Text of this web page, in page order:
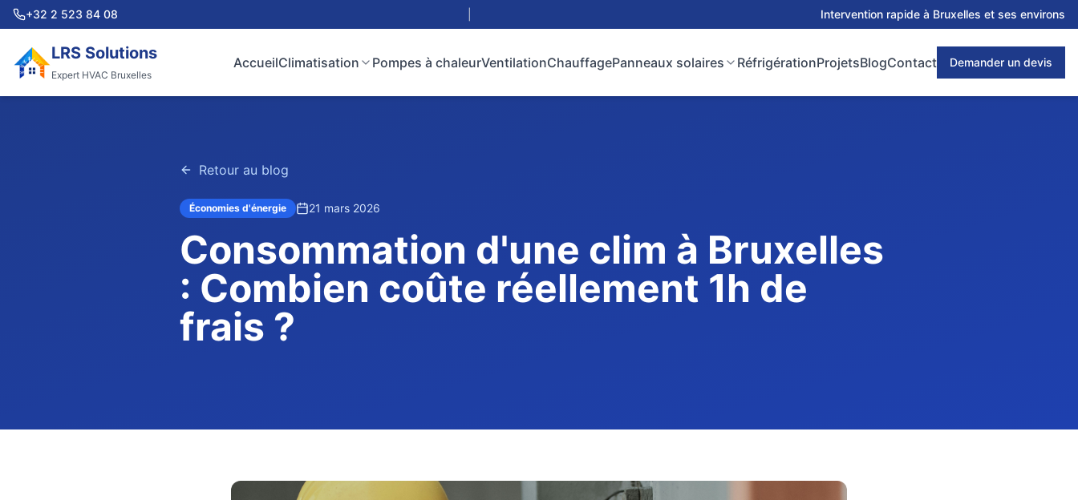
+32 2 523 84 08 Intervention rapide à Bruxelles et ses environs
LRS Solutions
Expert HVAC Bruxelles
AccueilClimatisation Pompes à chaleurVentilationChauffagePanneaux solaires RéfrigérationProjetsBlogContact Demander un devis
Retour au blog
Économies d'énergie 21 mars 2026
Consommation d'une clim à Bruxelles
: Combien coûte réellement 1h de
frais ?